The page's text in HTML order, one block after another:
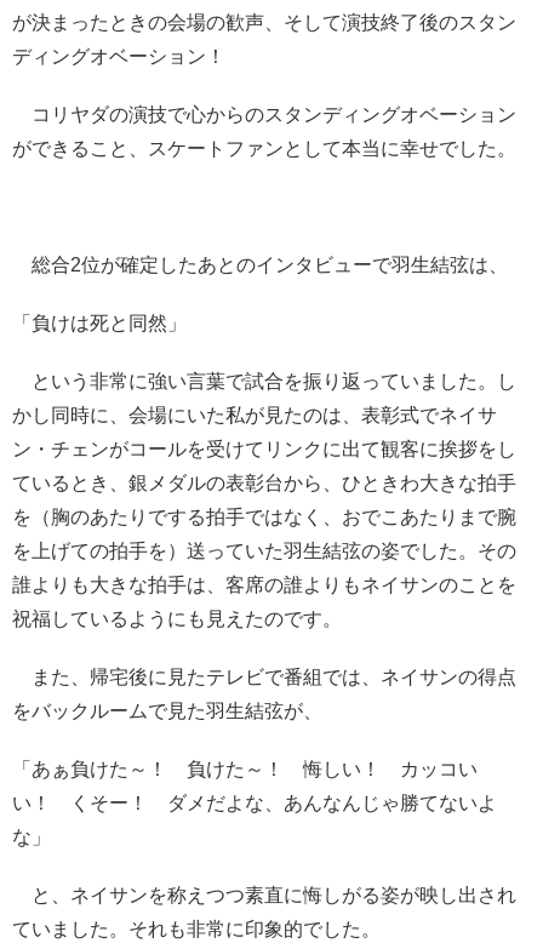
が決まったときの会場の歓声、そして演技終了後のスタン
ディングオベーション！
コリヤダの演技で心からのスタンディングオベーション
ができること、スケートファンとして本当に幸せでした。
総合2位が確定したあとのインタビューで羽生結弦は、
「負けは死と同然」
という非常に強い言葉で試合を振り返っていました。し
かし同時に、会場にいた私が見たのは、表彰式でネイサ
ン・チェンがコールを受けてリンクに出て観客に挨拶をし
ているとき、銀メダルの表彰台から、ひときわ大きな拍手
を（胸のあたりでする拍手ではなく、おでこあたりまで腕
を上げての拍手を）送っていた羽生結弦の姿でした。その
誰よりも大きな拍手は、客席の誰よりもネイサンのことを
祝福しているようにも見えたのです。
また、帰宅後に見たテレビで番組では、ネイサンの得点
をバックルームで見た羽生結弦が、
「あぁ負けた～！ 負けた～！ 悔しい！ カッコい
い！ くそー！ ダメだよな、あんなんじゃ勝てないよ
な」
と、ネイサンを称えつつ素直に悔しがる姿が映し出され
ていました。それも非常に印象的でした。